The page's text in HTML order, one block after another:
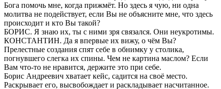
Бога помочь мне, когда прижмёт. Но здесь я чую, ни одна
молитва не подействует, если Вы не объясните мне, что здесь
происходит и кто Вы такой?
БОРИС. Я знаю их, ты с ними зря связался. Они неукротимы.
КОНСТАНТИН. Да я впервые их вижу, о чём Вы?
Прелестные создания спят себе в обнимку у столика,
погнувшего слегка их спины. Чем не картина маслом? Если
Вам что-то не нравится, держите это при себе.
Борис Андреевич хватает кейс, садится на своё место.
Раскрывает его, высвобождает и раскладывает насчитанное.